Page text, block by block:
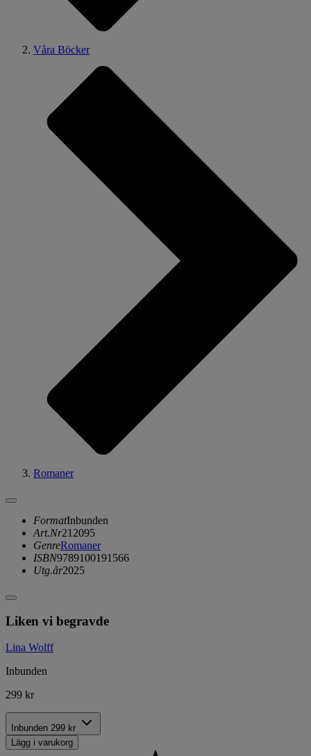
Våra Böcker
Romaner
FormatInbunden
Art.Nr212095
GenreRomaner
ISBN9789100191566
Utg.år2025
Liken vi begravde
Lina Wolff
Inbunden
299 kr
Inbunden 299 kr
Lägg i varukorg